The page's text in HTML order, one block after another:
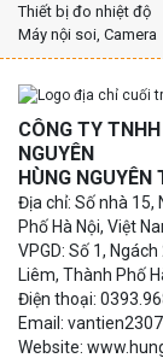
Thiết bị đo nhiệt độ
Máy nội soi, Camera
CÔNG TY
NGUYÊN
HÙNG NGUYÊN
Địa chỉ: Số nhà 15,
Phố Hà Nội, Việt
VPGD: Số 1,
Liêm, Thành Phố
Điện thoại:
Email:
Website: